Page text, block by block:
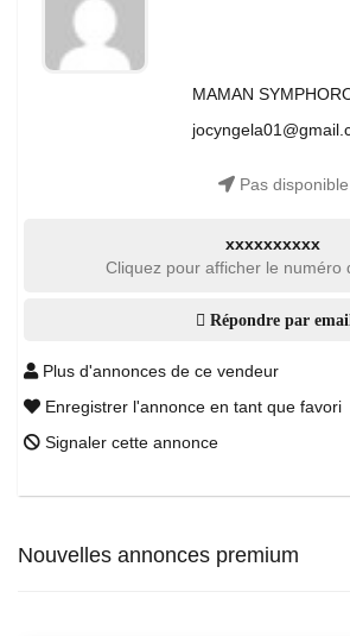
MAMAN
Pas disponible
xxxxxxxxxx
Cliquez pour afficher le numéro
Répondre par email
Plus d'annonces de ce vendeur
Enregistrer l'annonce en tant que favori
Signaler cette annonce
Nouvelles annonces premium